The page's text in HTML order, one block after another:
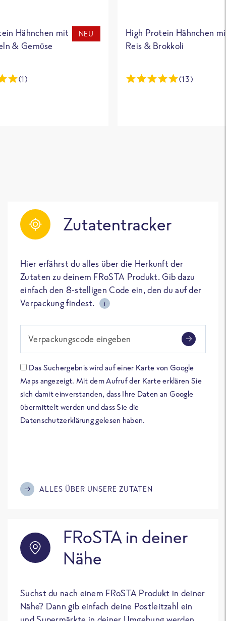
Hähnchen mit
& Gemüse
NEU
(1)
High Protein Hähnchen
Reis & Brokkoli
(13)
Zutatentracker
Hier erfährst du alles über die Herkunft der
Zutaten zu deinem FRoSTA Produkt. Gib dazu
einfach den 8-stelligen Code ein, den du auf der
Verpackung findest.
i
Verpackungscode eingeben
Das Suchergebnis wird auf einer Karte von Google
Maps angezeigt. Mit dem Aufruf der Karte erklären Sie
sich damit einverstanden, dass Ihre Daten an Google
übermittelt werden und dass Sie die
Datenschutzerklärung gelesen haben.
ALLES ÜBER UNSERE ZUTATEN
FRoSTA in deiner
Nähe
Suchst du nach einem FRoSTA Produkt in deiner
Nähe? Dann gib einfach deine Postleitzahl ein